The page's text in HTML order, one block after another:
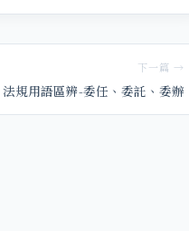
下一篇 →
法規用語區辨-委任、委託、委辦